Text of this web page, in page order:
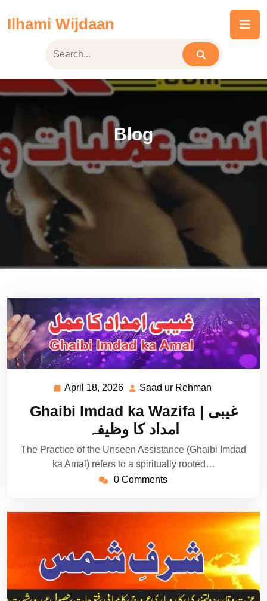
Ilhami Wijdaan
Blog
April 18, 2026 April
2026
Saad ur Rehman
Rehman
Ghaibi Imdad ka Wazifa | غیبی
امداد کا وظیفہ
The Practice of the Unseen Assistance (Ghaibi Imdad
ka Amal) refers to a spiritually rooted…
0 Comments